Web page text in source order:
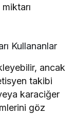
Kullananlar
ancak
takibi
karaciğer
göz